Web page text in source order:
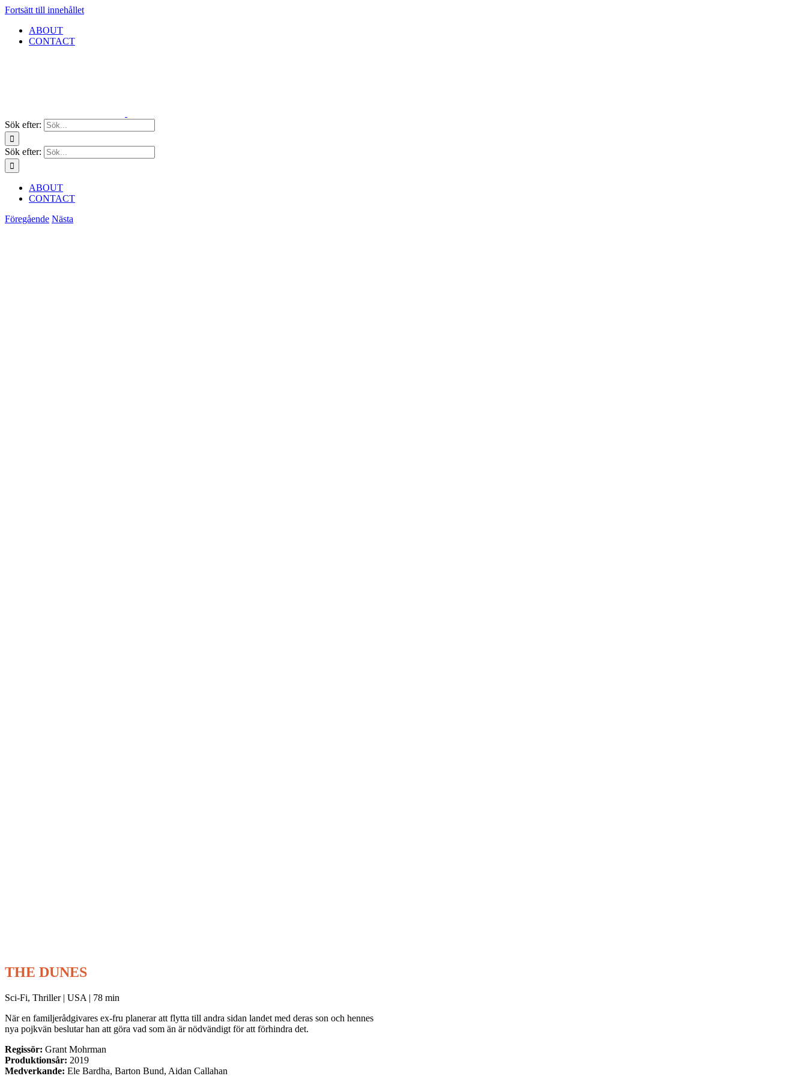
Fortsätt till innehållet
ABOUT
CONTACT
Sök efter:
Sök efter:
ABOUT
CONTACT
Föregående Nästa
THE DUNES
Sci-Fi, Thriller | USA | 78 min
När en familjerådgivares ex-fru planerar att flytta till andra sidan landet med deras son och hennes
nya pojkvän beslutar han att göra vad som än är nödvändigt för att förhindra det.
Regissör: Grant Mohrman
Produktionsår: 2019
Medverkande: Ele Bardha, Barton Bund, Aidan Callahan